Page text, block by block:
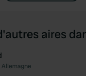
aires
Allemagne